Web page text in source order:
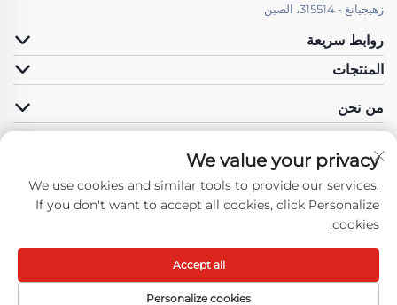
زهيجيانغ - 315514، الصين
روابط سريعة
المنتجات
من نحن
تابعنا
حقوق النسخ محفوظة © شركة نينغبو فنغهوا هونغما للمحركات المحدودة. جميع
الحقوق محفوظة -سياسة الخصوصية-المدونة
We value your privacy
We use cookies and similar tools to provide our services.
If you don't want to accept all cookies, click Personalize
cookies.
Personalize cookies
Accept all